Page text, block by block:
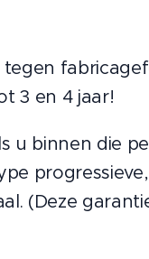
3 en 4 jaar!
u binnen die
(Deze